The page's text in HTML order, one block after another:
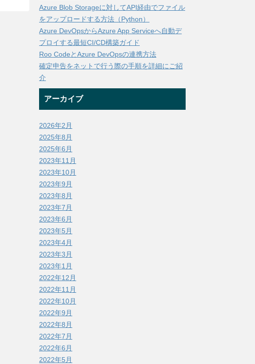
Azure Blob Storageに対してAPI経由でファイル
をアップロードする方法（Python）
Azure DevOpsからAzure App Serviceへ自動デ
プロイする最短CI/CD構築ガイド
Roo CodeとAzure DevOpsの連携方法
確定申告をネットで行う際の手順を詳細にご紹
介
アーカイブ
2026年2月
2025年8月
2025年6月
2023年11月
2023年10月
2023年9月
2023年8月
2023年7月
2023年6月
2023年5月
2023年4月
2023年3月
2023年1月
2022年12月
2022年11月
2022年10月
2022年9月
2022年8月
2022年7月
2022年6月
2022年5月